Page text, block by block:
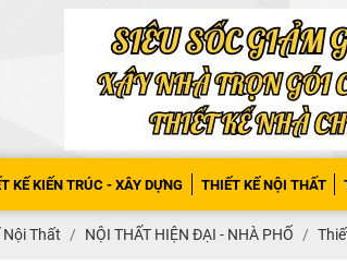
KẾ KIẾN TRÚC - XÂY DỰNG THIẾT KẾ NỘI THẤT
Nội Thất NỘI THẤT HIỆN ĐẠI - NHÀ PHỐ